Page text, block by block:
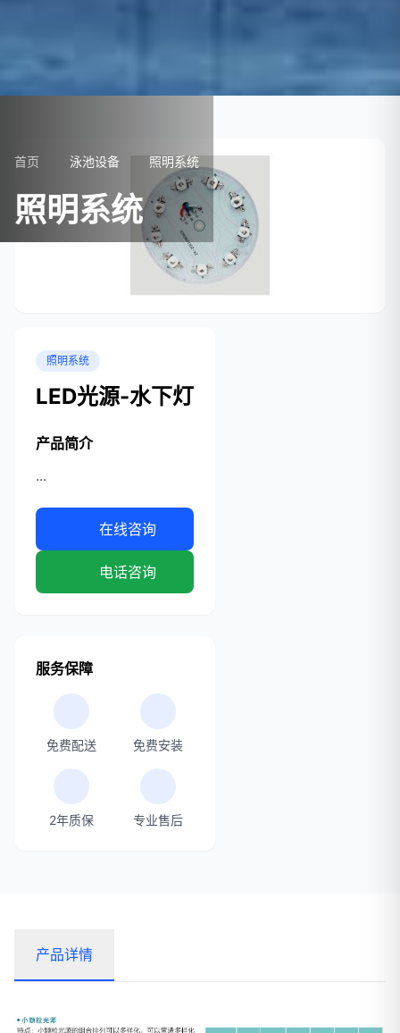
首页 泳池设备 照明系统
照明系统
照明系统
LED光源-水下灯
产品简介
...
在线咨询
电话咨询
服务保障
免费配送 免费安装
2年质保 专业售后
产品详情